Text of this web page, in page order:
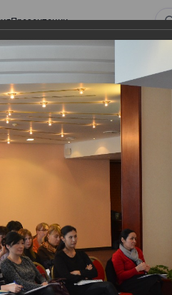
Презентации
медицинское страхование,
всеобщее
налоговом
и СН
страхование,
2017 года в части ИПН